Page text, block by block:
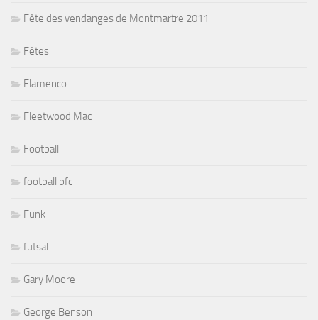
Fête des vendanges de Montmartre 2011
Fêtes
Flamenco
Fleetwood Mac
Football
football pfc
Funk
futsal
Gary Moore
George Benson